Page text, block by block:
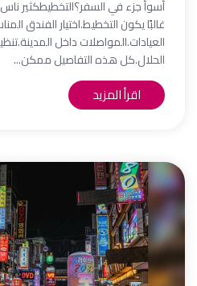
أسوأ جزء في السفر؟التخطيطكثير
غالبًا يكون التخطيط.اختيار الفندق
العيادات.المواصلات داخل
الحلال.كل هذه التفاصيل ممكن...
اقرأ المزيد